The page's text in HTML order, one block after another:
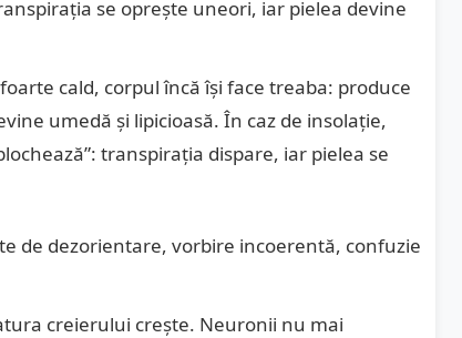
se oprește uneori, iar pielea devine
cald, corpul încă își face treaba: produce
umedă și lipicioasă. În caz de insolație,
transpirația dispare, iar pielea se
de dezorientare, vorbire incoerentă, confuzie
creierului crește. Neuronii nu mai